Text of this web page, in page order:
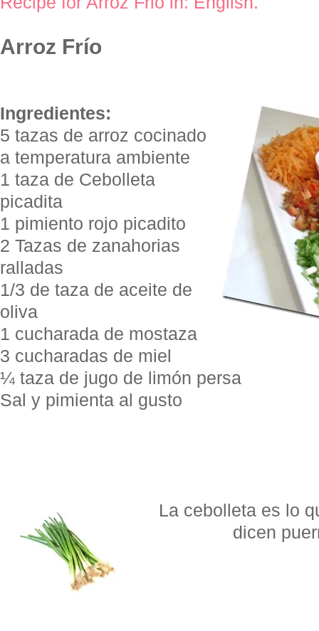
Arroz Frío
Ingredientes:
5 tazas de arroz cocinado
a temperatura ambiente
1 taza de Cebolleta
picadita
1 pimiento rojo picadito
2 Tazas de zanahorias
ralladas
1/3 de taza de aceite de
oliva
1 cucharada de mostaza
3 cucharadas de miel
¼ taza de jugo de limón persa
Sal y pimienta al gusto
La cebolleta es lo
dicen